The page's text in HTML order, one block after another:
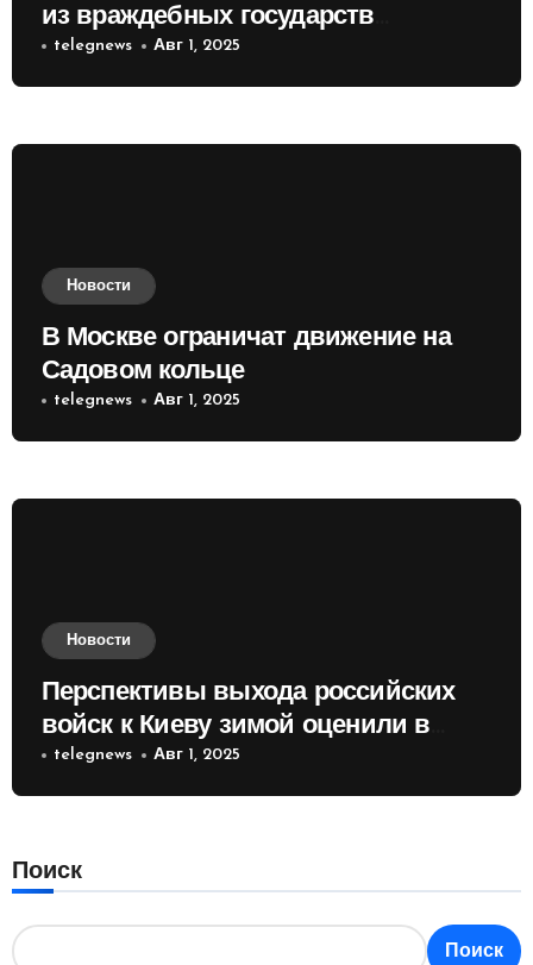
из враждебных государств
приобретать валюту
telegnews Авг 1, 2025
Новости
В Москве ограничат движение на
Садовом кольце
telegnews Авг 1, 2025
Новости
Перспективы выхода российских
войск к Киеву зимой оценили в
России
telegnews Авг 1, 2025
Поиск
Поиск